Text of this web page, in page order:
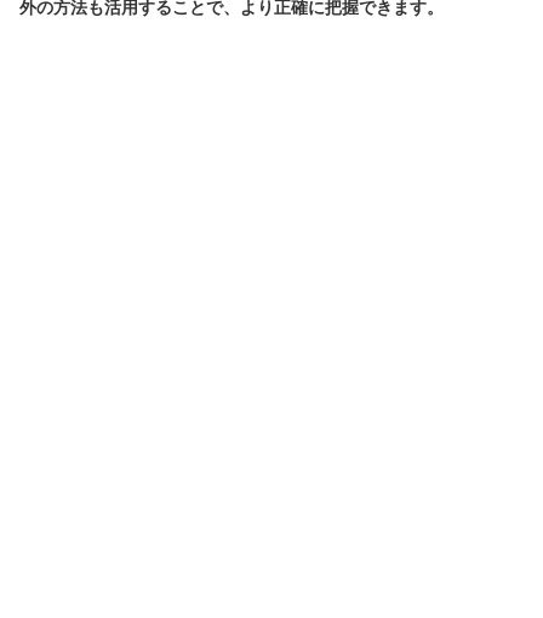
外の方法も活用することで、より正確に把握できます。